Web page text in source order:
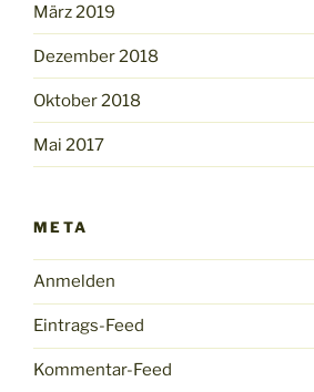
März 2019
Dezember 2018
Oktober 2018
Mai 2017
META
Anmelden
Eintrags-Feed
Kommentar-Feed